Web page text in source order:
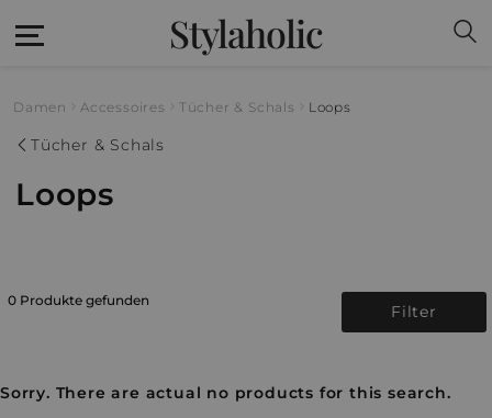
Stylaholic
Damen Accessoires Tücher & Schals Loops
Tücher & Schals
Loops
0 Produkte gefunden
Filter
Sorry. There are actual no products for this search.